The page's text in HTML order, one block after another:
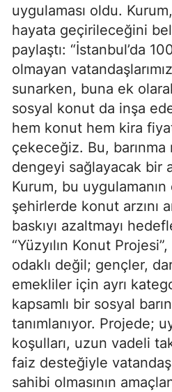
uygulaması oldu.
hayata geçirileceğini
paylaştı: “İstanbul’da
olmayan
sunarken, buna ek
sosyal konut da inşa
hem konut hem kira
çekeceğiz. Bu,
dengeyi sağlayacak bir
Kurum, bu
şehirlerde konut arzını
baskıyı azaltmayı
“Yüzyılın Konut
odaklı değil; gençler,
emekliler için ayrı
kapsamlı bir sosyal
tanımlanıyor. Projede;
koşulları, uzun vadeli
faiz desteğiyle
sahibi olmasının